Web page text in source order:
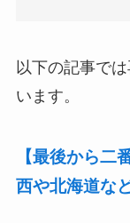
以下の記事で
います。
【最後から二
西や北海道な